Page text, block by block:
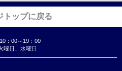
トップに戻る
：00～19：00
曜日、水曜日